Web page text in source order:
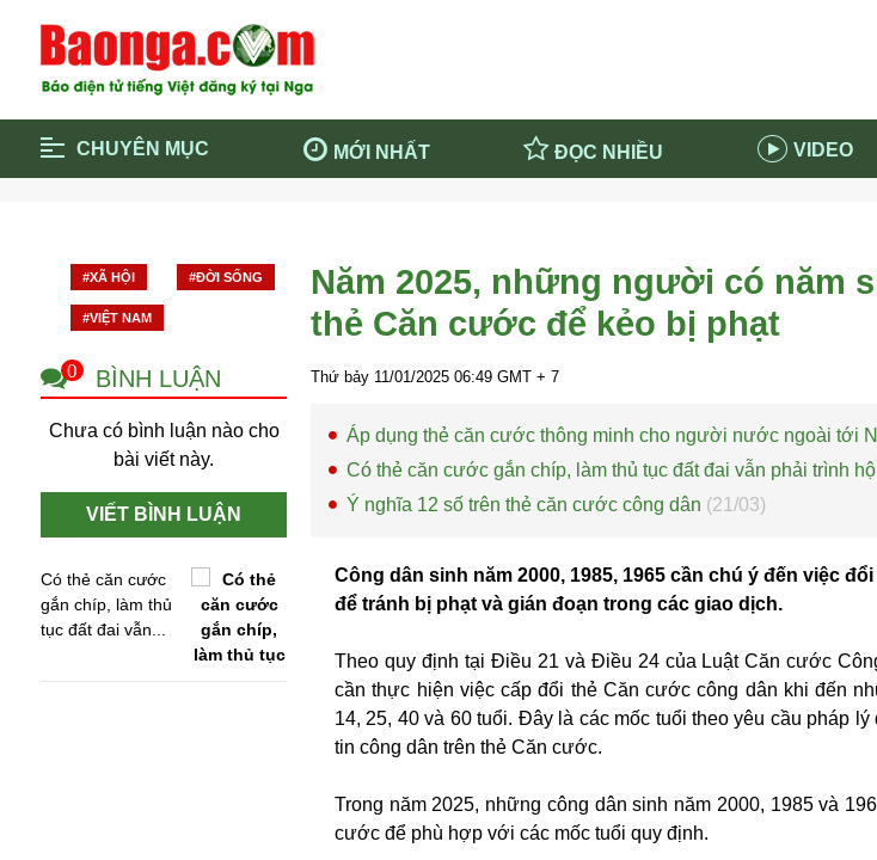
CHUYÊN MỤC MỚI NHẤT ĐỌC NHIỀU VIDEO
Cộng đồng
Thông tin nước Nga NABU
Cuộc sống quanh ta
Khám phá nước Nga
Quảng cáo
#XÃ HỘI #ĐỜI SỐNG
#VIỆT NAM
0 BÌNH LUẬN
Chưa có bình luận nào cho
bài viết này.
VIẾT BÌNH LUẬN
Có thẻ căn cước
gắn chíp, làm thủ
tục đất đai vẫn...
Năm 2025, những người có năm
thẻ Căn cước để kẻo bị phạt
Thứ bảy 11/01/2025 06:49 GMT + 7
Áp dụng thẻ căn cước thông minh cho người nước ngoài tới
Có thẻ căn cước gắn chíp, làm thủ tục đất đai vẫn phải trình
Ý nghĩa 12 số trên thẻ căn cước công dân (21/03)
Công dân sinh năm 2000, 1985, 1965 cần chú ý đến việc
để tránh bị phạt và gián đoạn trong các giao dịch.
Theo quy định tại Điều 21 và Điều 24 của Luật Căn cước
cần thực hiện việc cấp đổi thẻ Căn cước công dân khi đến
14, 25, 40 và 60 tuổi. Đây là các mốc tuổi theo yêu cầu pháp
tin công dân trên thẻ Căn cước.
Trong năm 2025, những công dân sinh năm 2000, 1985 và
cước để phù hợp với các mốc tuổi quy định.